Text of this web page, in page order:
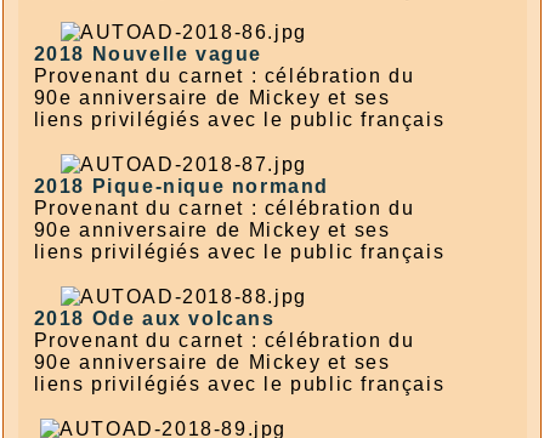
2018
Nouvelle vague
Provenant du carnet : célébration du
90e anniversaire de Mickey et ses
liens privilégiés avec le public français
2018
Pique-nique normand
Provenant du carnet : célébration du
90e anniversaire de Mickey et ses
liens privilégiés avec le public français
2018 Ode aux volcans
Provenant du carnet : célébration du
90e anniversaire de Mickey et ses
liens privilégiés avec le public français